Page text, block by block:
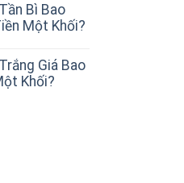
Bì Bao
Một Khối?
Giá Bao
Khối?